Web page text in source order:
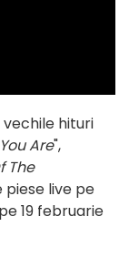
hituri
Are",
The
piese live pe
19 februarie